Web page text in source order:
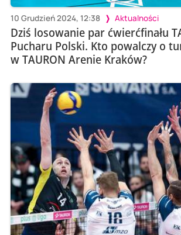
10 Grudzień 2024, 12:38 Aktualności
Dziś losowanie par ćwierćfinału
Pucharu Polski. Kto powalczy o
w TAURON Arenie Kraków?